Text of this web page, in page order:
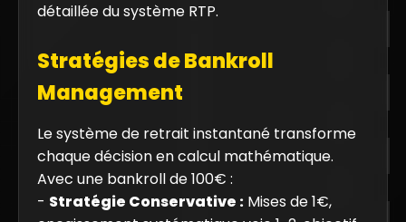
détaillée du système RTP.
Stratégies de Bankroll
Management
Le système de retrait instantané transforme
chaque décision en calcul mathématique.
Avec une bankroll de 100€ :
- Stratégie Conservative : Mises de 1€,